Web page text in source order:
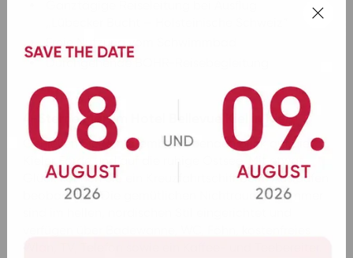
Freie Nutzung vom Schwimmbad
Durchgehende BOHR-Reisebegleitung
4-Sterne Martim Hotel Bellevue Kiel in Kiel
Genießen Sie den atemberaubenden Blick auf die
Kieler Förde und auf die ruhige Ostsee. Mit etwas
Glück können Sie ein Kreuzfahrtschiff beim Auslaufen
beobachten. Die gemütlichen Nichtraucher-Zimmer